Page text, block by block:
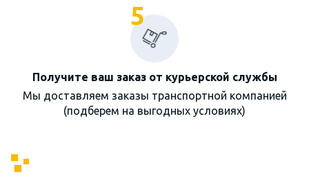
5
Получите ваш заказ от курьерской службы
Мы доставляем заказы транспортной компанией
(подберем на выгодных условиях)